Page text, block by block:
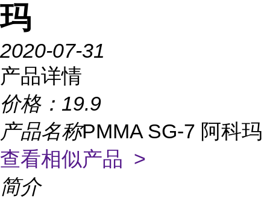
玛
2020-07-31
产品详情
价格： 19.9
产品名称PMMA SG-7 阿科玛
查看相似产品 >
简介